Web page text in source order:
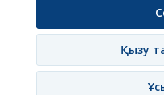
Қызу